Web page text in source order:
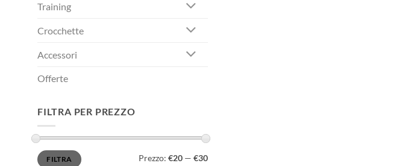
Training
Crocchette
Accessori
Offerte
FILTRA PER PREZZO
Prezzo
Min
Prezzo
MaxFILTRA Prezzo: €20— €30